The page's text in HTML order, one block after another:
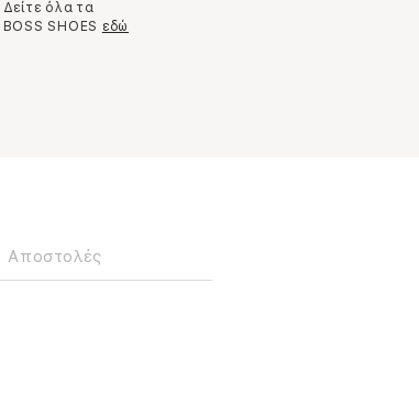
Δείτε όλα τα
BOSS SHOES εδώ
Αποστολές